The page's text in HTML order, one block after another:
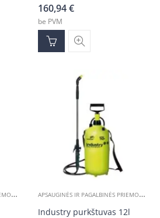
160,94€
be PVM
A
PSAUGINĖS IR PAGALBINĖS PRIEMONĖS ĮVAIRIOS PREKĖS A
PSAUGINĖS IR PAGALBINĖS PRIEMONĖS
Industry purkštuvas 12l